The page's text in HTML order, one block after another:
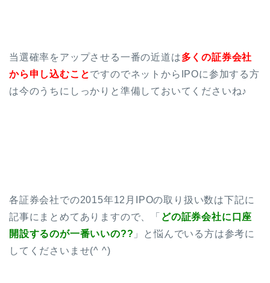
当選確率をアップさせる一番の近道は多くの証券会社
から申し込むことですのでネットからIPOに参加する方
は今のうちにしっかりと準備しておいてくださいね♪
各証券会社での2015年12月IPOの取り扱い数は下記に
記事にまとめてありますので、「 どの証券会社に口座
開設するのが一番いいの?? 」と悩んでいる方は参考に
してくださいませ(^ ^)